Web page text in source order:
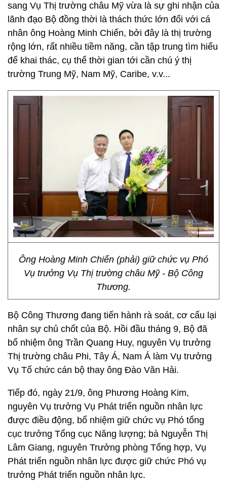
sang Vụ Thị trường châu Mỹ vừa là sự ghi nhận của
lãnh đạo Bộ đồng thời là thách thức lớn đối với cá
nhân ông Hoàng Minh Chiến, bởi đây là thị trường
rộng lớn, rất nhiều tiềm năng, cần tập trung tìm hiểu
để khai thác, cụ thể thời gian tới cần chú ý thị
trường Trung Mỹ, Nam Mỹ, Caribe, v.v...
Ông Hoàng Minh Chiến (phải) giữ chức vụ Phó
Vụ trưởng Vụ Thị trường châu Mỹ - Bộ Công
Thương.
Bộ Công Thương đang tiến hành rà soát, cơ cấu lại
nhân sự chủ chốt của Bộ. Hồi đầu tháng 9, Bộ đã
bổ nhiệm ông Trần Quang Huy, nguyên Vụ trưởng
Thị trường châu Phi, Tây Á, Nam Á làm Vụ trưởng
Vụ Tổ chức cán bộ thay ông Đào Văn Hải.
Tiếp đó, ngày 21/9, ông Phương Hoàng Kim,
nguyên Vụ trưởng Vụ Phát triển nguồn nhân lực
được điều động, bổ nhiệm giữ chức vụ Phó tổng
cục trưởng Tổng cục Năng lượng; bà Nguyễn Thị
Lâm Giang, nguyên Trưởng phòng Tổng hợp, Vụ
Phát triển nguồn nhân lực được giữ chức Phó vụ
trưởng Phát triển nguồn nhân lực.